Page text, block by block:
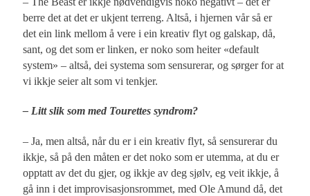
berre det at det er ukjent terreng. Altså, i hjernen vår så er
det ein link mellom å vere i ein kreativ flyt og galskap, då,
sant, og det som er linken, er noko som heiter «default
system» – altså, dei systema som sensurerar, og sørger for at
vi ikkje seier alt som vi tenkjer.
– Litt slik som med Tourettes syndrom?
– Ja, men altså, når du er i ein kreativ flyt, så sensurerar du
ikkje, så på den måten er det noko som er utemma, at du er
opptatt av det du gjer, og ikkje av deg sjølv, eg veit ikkje, å
gå inn i det improvisasjonsrommet, med Ole Amund då, det